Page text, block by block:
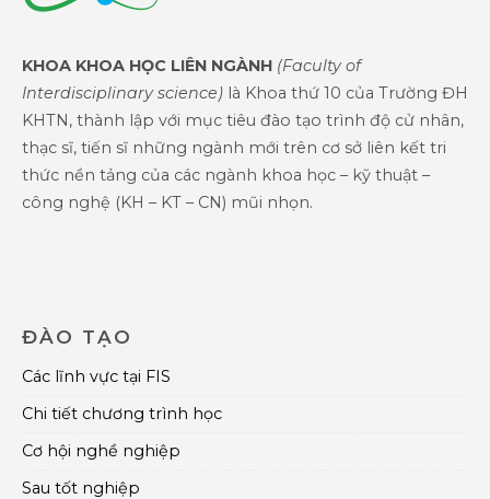
KHOA KHOA HỌC LIÊN NGÀNH (Faculty of
Interdisciplinary science) là Khoa thứ 10 của Trường ĐH
KHTN, thành lập với mục tiêu đào tạo trình độ cử nhân,
thạc sĩ, tiến sĩ những ngành mới trên cơ sở liên kết tri
thức nền tảng của các ngành khoa học – kỹ thuật –
công nghệ (KH – KT – CN) mũi nhọn.
ĐÀO TẠO
Các lĩnh vực tại FIS
Chi tiết chương trình học
Cơ hội nghề nghiệp
Sau tốt nghiệp